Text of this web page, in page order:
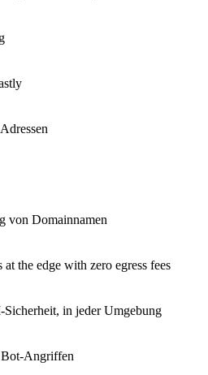
von Domainnamen
the edge with zero egress fees
in jeder Umgebung
Angriffen